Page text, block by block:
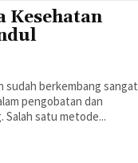
Kesehatan
sudah berkembang sangat
pengobatan dan
diagnosis penyakit yang diderita seseorang. Salah satu metode...